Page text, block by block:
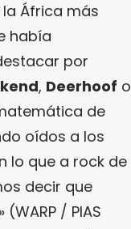
África más
había
por
, Deerhoof o
de
oídos a los
lo que a rock de
decir que
» (WARP / PIAS